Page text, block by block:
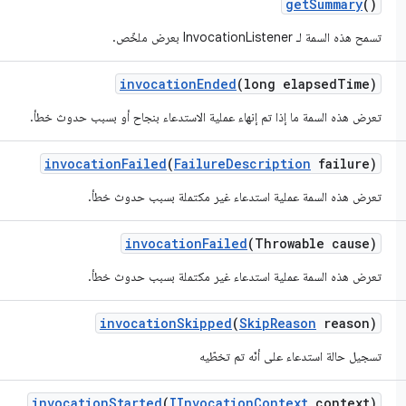
getSummary()
تسمح هذه السمة لـ InvocationListener بعرض ملخّص.
invocationEnded(long elapsedTime)
تعرض هذه السمة ما إذا تم إنهاء عملية الاستدعاء بنجاح أو بسبب حدوث خطأ.
invocationFailed(FailureDescription failure)
تعرض هذه السمة عملية استدعاء غير مكتملة بسبب حدوث خطأ.
invocationFailed(Throwable cause)
تعرض هذه السمة عملية استدعاء غير مكتملة بسبب حدوث خطأ.
invocationSkipped(SkipReason reason)
تسجيل حالة استدعاء على أنّه تم تخطّيه